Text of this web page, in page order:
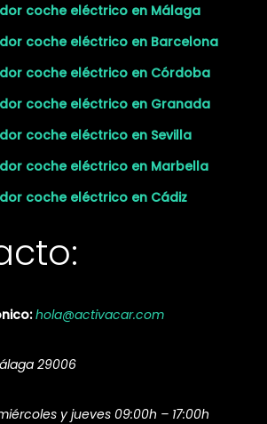
coche eléctrico en Málaga
coche eléctrico en Barcelona
coche eléctrico en Córdoba
coche eléctrico en Granada
coche eléctrico en Sevilla
coche eléctrico en Marbella
coche eléctrico en Cádiz
hola@activacar.com
29006
y jueves 09:00h – 17:00h